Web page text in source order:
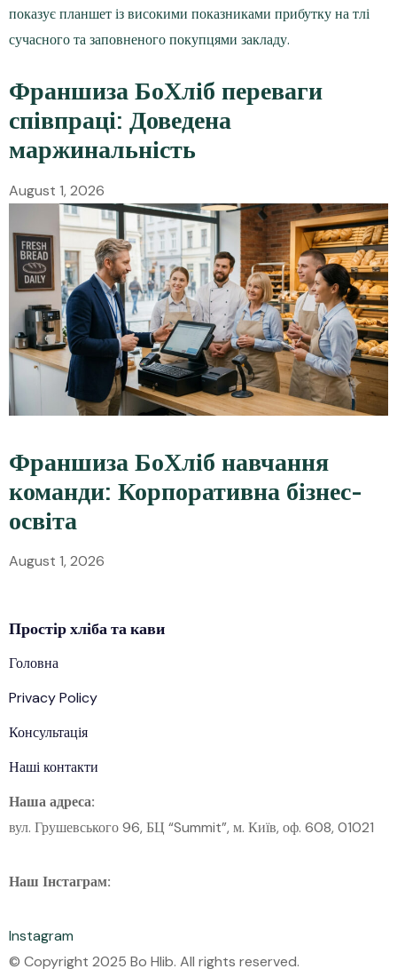
Франшиза БоХліб переваги
співпраці: Доведена
маржинальність
August 1, 2026
Франшиза БоХліб навчання
команди: Корпоративна бізнес-
освіта
August 1, 2026
Простірхлібата кави
Головна
Privacy Policy
Консультація
Наші контакти
Наша адреса:
вул. Грушевського 96, БЦ “Summit”, м. Київ, оф. 608, 01021
Наш Інстаграм:
Instagram
© Copyright 2025 Bo Hlib. All rights reserved.